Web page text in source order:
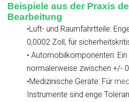
Beispiele aus der Praxis
Bearbeitung
•Luft- und Raumfahrtteile:
0,0002 Zoll, für
• Automobilkomponenten:
normalerweise zwischen +/-
•Medizinische Geräte: Für
Instrumente sind enge